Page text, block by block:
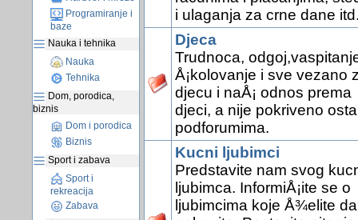
Programiranje i
baze
Nauka i tehnika
Nauka
Tehnika
Dom, porodica,
biznis
Dom i porodica
Biznis
Sport i zabava
Sport i
rekreacija
Zabava
i ulaganja za crne dane
Djeca
Trudnoca,
Å¡kolovanje i sve vezano
djecu i naÅ¡ odnos prema
djeci, a nije pokriveno
podforumima.
Kucni ljubimci
Predstavite nam svog
ljubimca. InformiÅ¡ite se o
ljubimcima koje Å¾elite da